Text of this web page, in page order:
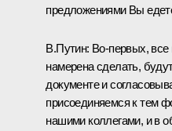
предложениями Вы
В.Путин: Во‑первых,
намерена сделать,
документе и
присоединяемся к тем
нашими коллегами, и в